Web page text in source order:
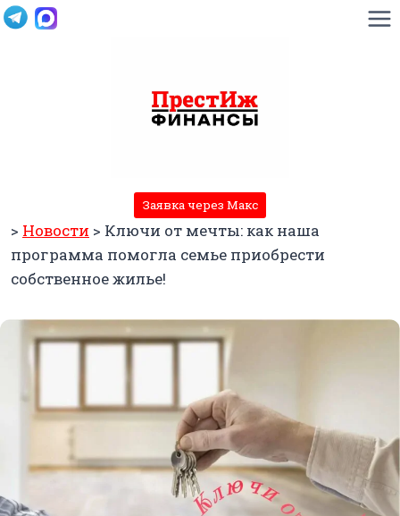
Перейти
Заявка через Макс
> Новости > Ключи от мечты: как наша
программа помогла семье приобрести
собственное жилье!